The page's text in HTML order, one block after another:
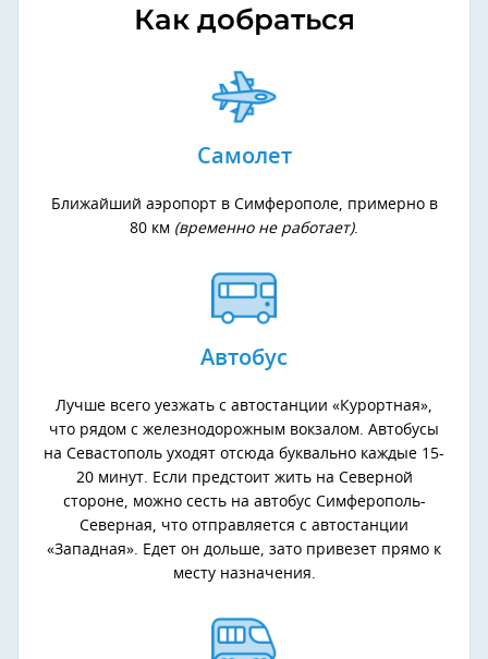
Как добраться
Самолет
Ближайший аэропорт в Симферополе, примерно в
80 км (временно не работает).
Автобус
Лучше всего уезжать с автостанции «Курортная»,
что рядом с железнодорожным вокзалом. Автобусы
на Севастополь уходят отсюда буквально каждые 15-
20 минут. Если предстоит жить на Северной
стороне, можно сесть на автобус Симферополь-
Северная, что отправляется с автостанции
«Западная». Едет он дольше, зато привезет прямо к
месту назначения.